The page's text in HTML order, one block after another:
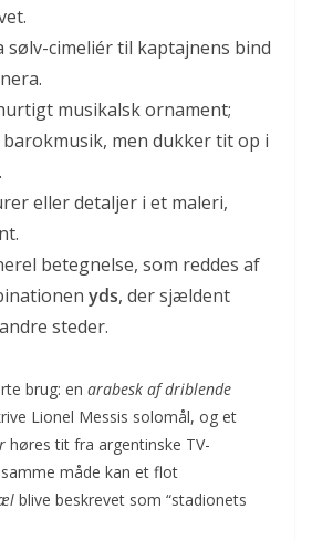
sølv-cimeliér til kaptajnens bind
musikalsk ornament;
men dukker tit op i
eller detaljer i et maleri,
betegnelse, som reddes af
yds, der sjældent
steder.
brug: en arabesk af driblende
Lionel Messis solomål, og et
høres tit fra argentinske TV-
måde kan et flot
blive beskrevet som “stadionets